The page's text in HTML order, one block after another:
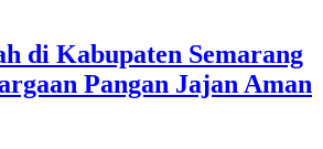
di Kabupaten Semarang
Pangan Jajan Aman